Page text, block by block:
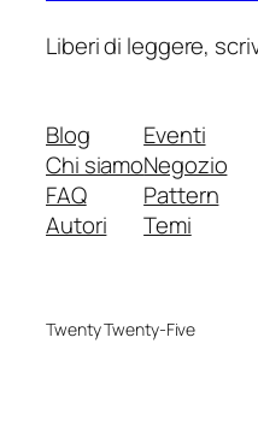
Liberi di leggere,
Blog
Chi siamo
FAQ
Autori
Eventi
Negozio
Pattern
Temi
Twenty Twenty-Five